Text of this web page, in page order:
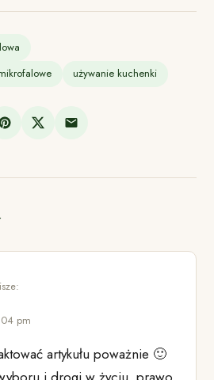
używanie kuchenki
pm
artykułu poważnie 🙂